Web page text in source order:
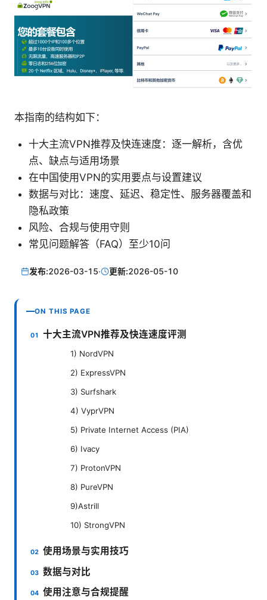
本指南的结构如下：
十大主流VPN推荐及快连速度：逐一解析，含优
点、缺点与适用场景
在中国使用VPN的实用要点与设置建议
数据与对比：速度、延迟、稳定性、服务器覆盖和
隐私政策
风险、合规与使用守则
常见问题解答（FAQ）至少10问
发布:2026-03-15· 更新:2026-05-10
ON THIS PAGE
十大主流VPN推荐及快连速度评测
1) NordVPN
2) ExpressVPN
3) Surfshark
4) VyprVPN
5) Private Internet Access (PIA)
6) Ivacy
7) ProtonVPN
8) PureVPN
9)Astrill
10) StrongVPN
使用场景与实用技巧
数据与对比
使用注意与合规提醒